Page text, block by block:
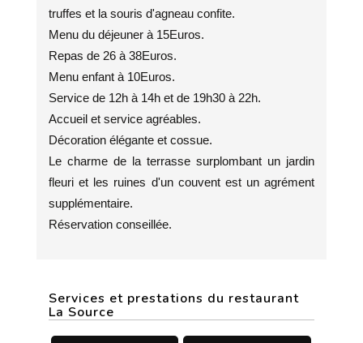
truffes et la souris d'agneau confite.
Menu du déjeuner à 15Euros.
Repas de 26 à 38Euros.
Menu enfant à 10Euros.
Service de 12h à 14h et de 19h30 à 22h.
Accueil et service agréables.
Décoration élégante et cossue.
Le charme de la terrasse surplombant un jardin
fleuri et les ruines d'un couvent est un agrément
supplémentaire.
Réservation conseillée.
Services et prestations du restaurant
La Source